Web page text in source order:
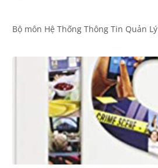
Bộ môn Hệ Thống Thông Tin Quản Lý